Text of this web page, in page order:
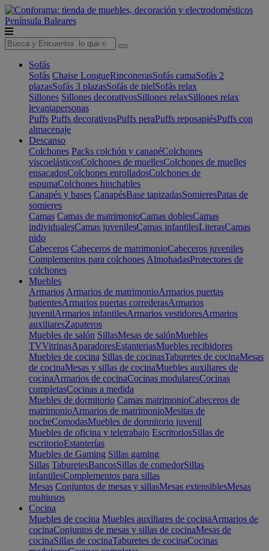
Península Baleares
Sofás
Sofás Chaise LongueRinconerasSofás camaSofás 2
plazasSofás 3 plazasSofás de pielSofás relax
Sillones Sillones decorativosSillones relaxSillones relax
levantapersonas
Puffs Puffs decorativosPuffs peraPuffs reposapiésPuffs con
almacenaje
Descanso
Colchones Packs colchón y canapéColchones
viscoelásticosColchones de muellesColchones de muelles
ensacadosColchones enrolladosColchones de
espumaColchones hinchables
Canapés y bases CanapésBase tapizadasSomieresPatas de
somieres
Camas Camas de matrimonioCamas doblesCamas
individualesCamas juvenilesCamas infantilesLiterasCamas
nido
Cabeceros Cabeceros de matrimonioCabeceros juveniles
Complementos para colchones AlmohadasProtectores de
colchones
Muebles
Armarios Armarios de matrimonioArmarios puertas
batientesArmarios puertas correderasArmarios
juvenilArmarios infantilesArmarios vestidoresArmarios
auxiliaresZapateros
Muebles de salón SillasMesas de salónMuebles
TVVitrinasAparadoresEstanteriasMuebles recibidores
Muebles de cocina Sillas de cocinasTaburetes de cocinaMesas
de cocinaMesas y sillas de cocinaMuebles auxiliares de
cocinaArmarios de cocinaCocinas modularesCocinas
completasCocinas a medida
Muebles de dormitorio Camas matrimonioCabeceros de
matrimonioArmarios de matrimonioMesitas de
nocheComodasMuebles de dormitorio juvenil
Muebles de oficina y teletrabajo EscritoriosSillas de
escritorioEstanterías
Muebles de Gaming Sillas gaming
Sillas TaburetesBancosSillas de comedorSillas
infantilesComplementos para sillas
Mesas Conjuntos de mesas y sillasMesas extensiblesMesas
multiusos
Cocina
Muebles de cocina Muebles auxiliares de cocinaArmarios de
cocinaConjuntos de mesas y sillas de cocinaMesas de
cocinaSillas de cocinaTaburetes de cocinaCocinas